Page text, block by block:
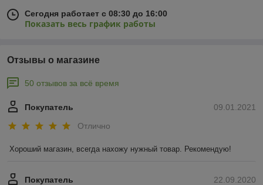
Сегодня работает с 08:30 до 16:00
Показать весь график работы
Отзывы о магазине
50 отзывов за всё время
09.01.2021
Покупатель
Отлично
Хороший магазин, всегда нахожу нужный товар. Рекомендую!
22.09.2020
Покупатель